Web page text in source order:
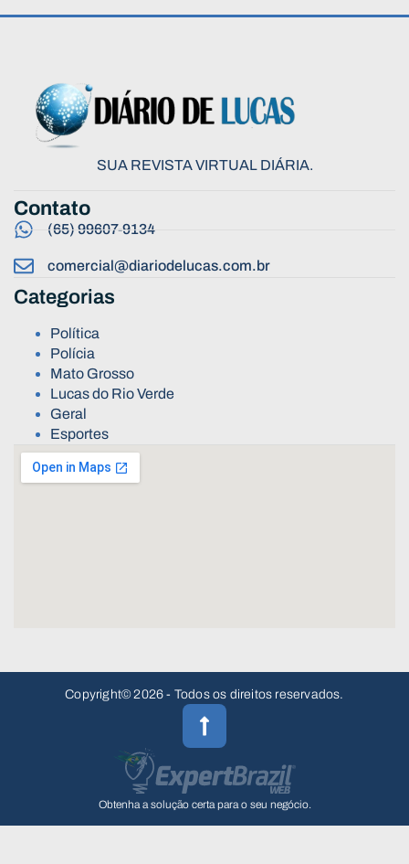
SUA REVISTA VIRTUAL DIÁRIA.
Contato
(65) 99607-9134
comercial@diariodelucas.com.br
Categorias
Política
Polícia
Mato Grosso
Lucas do Rio Verde
Geral
Esportes
Copyright© 2026 - Todos os direitos reservados.
Obtenha a solução certa para o seu negócio.